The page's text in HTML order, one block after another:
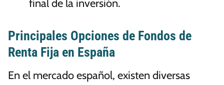
final de la inversión.
Principales Opciones de Fondos de
Renta Fija en España
En el mercado español, existen diversas